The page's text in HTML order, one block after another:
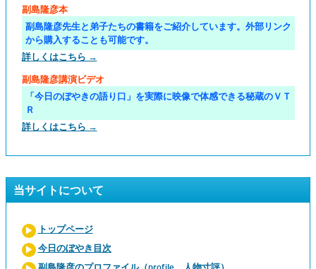
副島隆彦本
副島隆彦先生と弟子たちの書籍をご紹介しています。外部リンク
から購入することも可能です。
詳しくはこちら →
副島隆彦講演ビデオ
「今日のぼやきの語り口」を実際に映像で体感できる秘蔵のＶＴ
Ｒ
詳しくはこちら →
当サイトについて
トップページ
今日のぼやき目次